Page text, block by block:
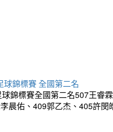
錦標賽 全國第二名
錦標賽全國第二名507王睿
晨佑、409郭乙杰、405許